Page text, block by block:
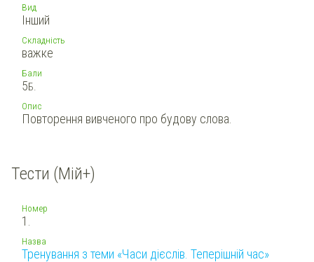
Вид
Інший
Складність
важке
Бали
5Б.
Опис
Повторення вивченого про будову слова.
Тести (Мій+)
Номер
1.
Назва
Тренування з теми «Часи дієслів. Теперішній час»